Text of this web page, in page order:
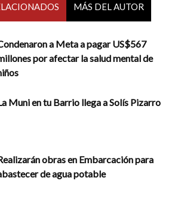
MÁS DEL AUTOR
a Meta a pagar US$567
por afectar la salud mental de
Muni en tu Barrio llega a Solís Pizarro
obras en Embarcación para
de agua potable